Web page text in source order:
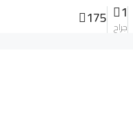
1
جراح 175